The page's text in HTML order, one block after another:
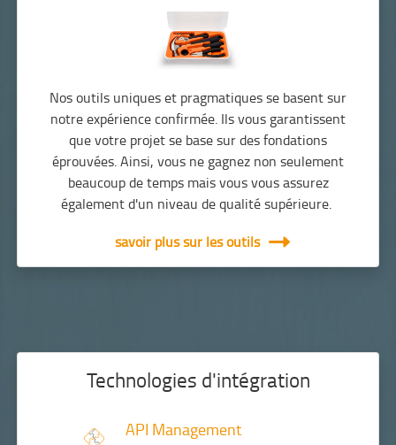
Nos outils uniques et pragmatiques se basent sur
notre expérience confirmée. Ils vous garantissent
que votre projet se base sur des fondations
éprouvées. Ainsi, vous ne gagnez non seulement
beaucoup de temps mais vous vous assurez
également d'un niveau de qualité supérieure.
savoir plus sur les outils
Technologies d'intégration
API Management